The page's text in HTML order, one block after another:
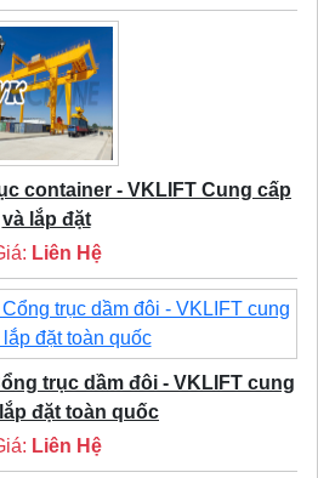
container - VKLIFT Cung cấp
và lắp đặt
Liên Hệ
trục dầm đôi - VKLIFT cung
đặt toàn quốc
Liên Hệ